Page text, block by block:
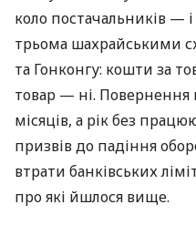
коло постачальників —
трьома шахрайськими
та Гонконгу: кошти за
товар — ні. Повернення
місяців, а рік без
призвів до падіння
втрати банківських
про які йшлося вище.